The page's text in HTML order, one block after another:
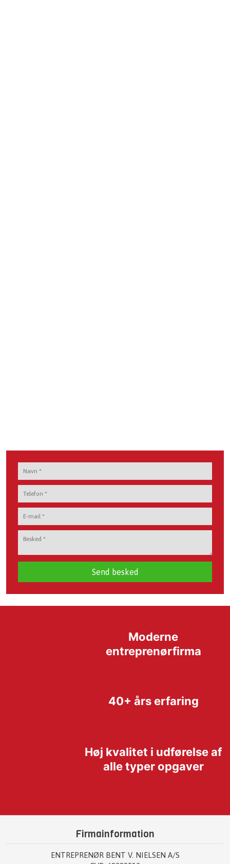
Moderne
entreprenørfirma​
40+ års erfaring​
Høj kvalitet i udførelse af
alle typer opgaver​
​Firmainformation
ENTREPRENØR BENT V. NIELSEN A/S